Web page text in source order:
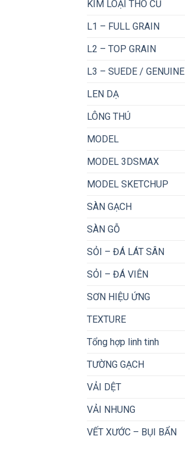
KIM LOẠI THÔ CŨ
L1 – FULL GRAIN
L2 – TOP GRAIN
L3 – SUEDE / GENUINE
LEN DẠ
LÔNG THÚ
MODEL
MODEL 3DSMAX
MODEL SKETCHUP
SÀN GẠCH
SÀN GỖ
SỎI – ĐÁ LÁT SÂN
SỎI – ĐÁ VIÊN
SƠN HIỆU ỨNG
TEXTURE
Tổng hợp linh tinh
TƯỜNG GẠCH
VẢI DỆT
VẢI NHUNG
VẾT XƯỚC – BỤI BẨN